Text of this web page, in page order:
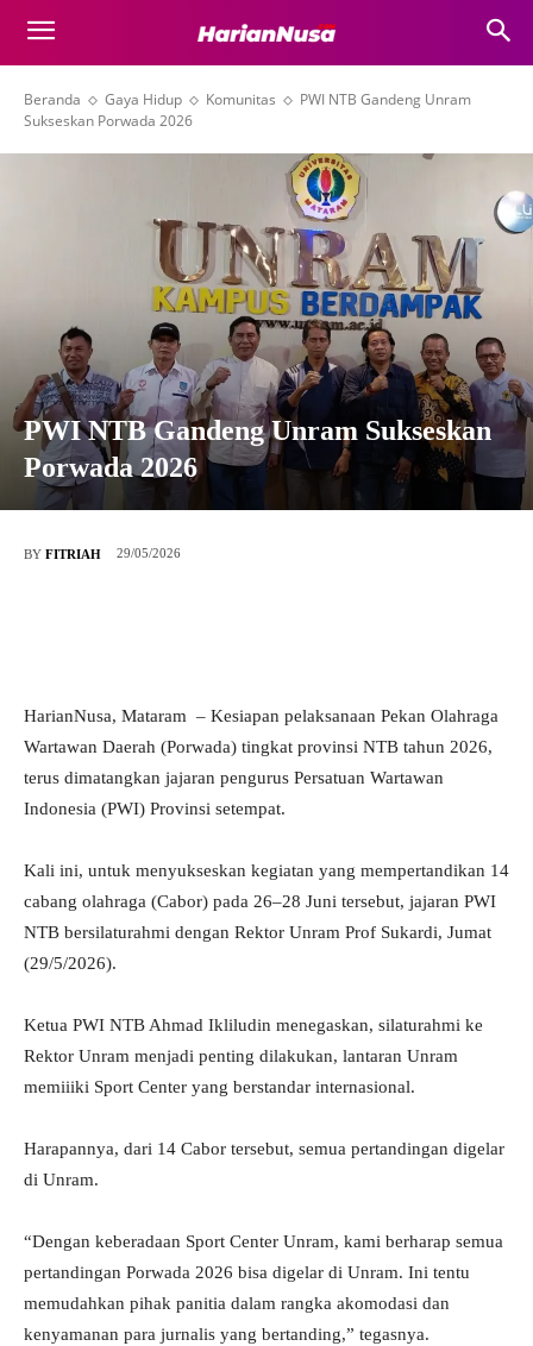
Beranda Gaya Hidup Komunitas
PWI NTB Gandeng Unram
Sukseskan Porwada 2026
PWI NTB Gandeng Unram Sukseskan
Porwada 2026
BY FITRIAH 29/05/2026
HarianNusa, Mataram – Kesiapan pelaksanaan Pekan Olahraga
Wartawan Daerah (Porwada) tingkat provinsi NTB tahun 2026,
terus dimatangkan jajaran pengurus Persatuan Wartawan
Indonesia (PWI) Provinsi setempat.
Kali ini, untuk menyukseskan kegiatan yang mempertandikan 14
cabang olahraga (Cabor) pada 26–28 Juni tersebut, jajaran PWI
NTB bersilaturahmi dengan Rektor Unram Prof Sukardi, Jumat
(29/5/2026).
Ketua PWI NTB Ahmad Ikliludin menegaskan, silaturahmi ke
Rektor Unram menjadi penting dilakukan, lantaran Unram
memiiiki Sport Center yang berstandar internasional.
Harapannya, dari 14 Cabor tersebut, semua pertandingan digelar
di Unram.
“Dengan keberadaan Sport Center Unram, kami berharap semua
pertandingan Porwada 2026 bisa digelar di Unram. Ini tentu
memudahkan pihak panitia dalam rangka akomodasi dan
kenyamanan para jurnalis yang bertanding,” tegasnya.